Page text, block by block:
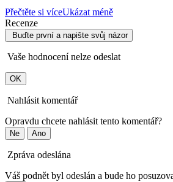
Přečtěte si víceUkázat méně
Recenze
Buďte první a napište svůj názor
Vaše hodnocení nelze odeslat
OK
Nahlásit komentář
Opravdu chcete nahlásit tento komentář?
Ne Ano
Zpráva odeslána
Váš podnět byl odeslán a bude ho